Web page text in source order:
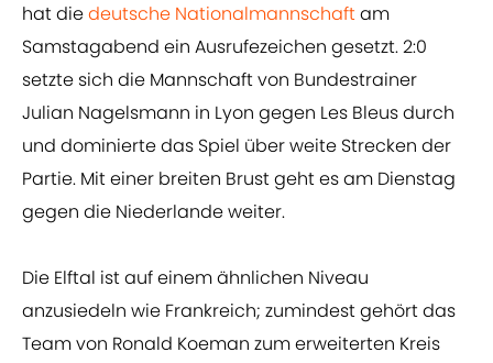
hat diedeutsche Nationalmannschaftam
Samstagabend ein Ausrufezeichen gesetzt. 2:0
setzte sich die Mannschaft von Bundestrainer
Julian Nagelsmann in Lyon gegen Les Bleus durch
und dominierte das Spiel über weite Strecken der
Partie. Mit einer breiten Brust geht es am Dienstag
gegen die Niederlande weiter.
Die Elftal ist auf einem ähnlichen Niveau
anzusiedeln wie Frankreich; zumindest gehört das
Team von Ronald Koeman zum erweiterten Kreis